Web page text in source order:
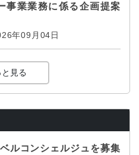
事業業務に係る企画提案
年09月04日
と見る
ルコンシェルジュを募集